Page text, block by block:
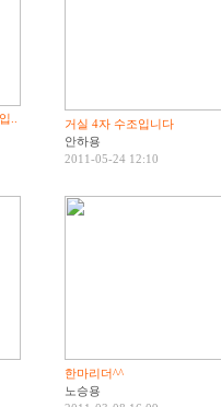
..
거실 4자 수조입니다
안하용
2011-05-24 12:10
한마리더^^
노승용